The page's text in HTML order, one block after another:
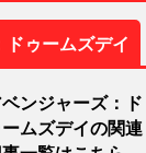
ゥームズデイ
ベンジャーズ：ド
ームズデイの関連